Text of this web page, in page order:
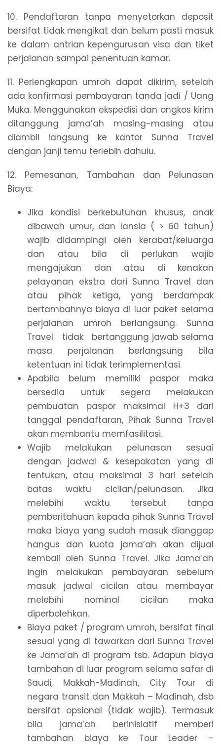
10. Pendaftaran tanpa menyetorkan deposit
bersifat tidak mengikat dan belum pasti masuk
ke dalam antrian kepengurusan visa dan tiket
perjalanan sampai penentuan kamar.
11. Perlengkapan umroh dapat dikirim, setelah
ada konfirmasi pembayaran tanda jadi / Uang
Muka. Menggunakan ekspedisi dan ongkos kirim
ditanggung jama’ah masing-masing atau
diambil langsung ke kantor Sunna Travel
dengan janji temu terlebih dahulu.
12. Pemesanan, Tambahan dan Pelunasan
Biaya:
Jika kondisi berkebutuhan khusus, anak
dibawah umur, dan lansia ( > 60 tahun)
wajib didampingi oleh kerabat/keluarga
dan atau bila di perlukan wajib
mengajukan dan atau di kenakan
pelayanan ekstra dari Sunna Travel dan
atau pihak ketiga, yang berdampak
bertambahnya biaya di luar paket selama
perjalanan umroh berlangsung. Sunna
Travel tidak bertanggung jawab selama
masa perjalanan berlangsung bila
ketentuan ini tidak terimplementasi.
Apabila belum memiliki paspor maka
bersedia untuk segera melakukan
pembuatan paspor maksimal H+3 dari
tanggal pendaftaran, Pihak Sunna Travel
akan membantu memfasilitasi.
Wajib melakukan pelunasan sesuai
dengan jadwal & kesepakatan yang di
tentukan, atau maksimal 3 hari setelah
batas waktu cicilan/pelunasan. Jika
melebihi waktu tersebut tanpa
pemberitahuan kepada pihak Sunna Travel
maka biaya yang sudah masuk dianggap
hangus dan kuota jama’ah akan dijual
kembali oleh Sunna Travel. Jika Jama’ah
ingin melakukan pembayaran sebelum
masuk jadwal cicilan atau membayar
melebihi nominal cicilan maka
diperbolehkan.
Biaya paket / program umroh, bersifat final
sesuai yang di tawarkan dari Sunna Travel
ke Jama’ah di program tsb. Adapun biaya
tambahan di luar program selama safar di
Saudi, Makkah-Madinah, City Tour di
negara transit dan Makkah – Madinah, dsb
bersifat opsional (tidak wajib). Termasuk
bila jama’ah berinisiatif memberi
tambahan biaya ke Tour Leader –